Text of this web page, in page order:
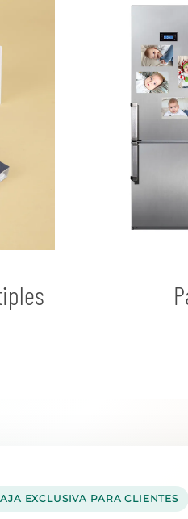
EXCLUSIVA PARA CLIENTES